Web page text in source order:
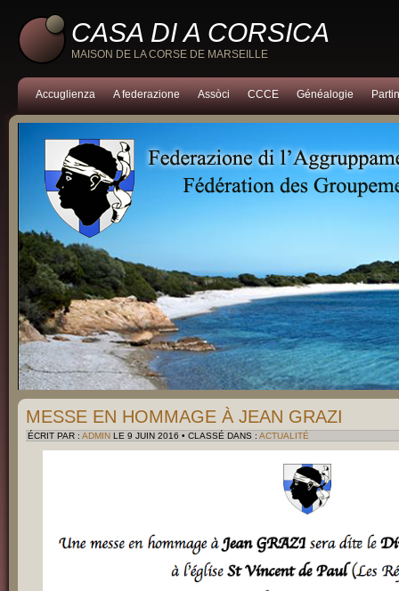
CASA DI A CORSICA
MAISON DE LA CORSE DE MARSEILLE
Accuglienza A federazione Assòci CCCE Généalogie
MESSE EN HOMMAGE À JEAN GRAZI
ÉCRIT PAR : ADMIN LE 9 JUIN 2016 • CLASSÉ DANS : ACTUALITÉ